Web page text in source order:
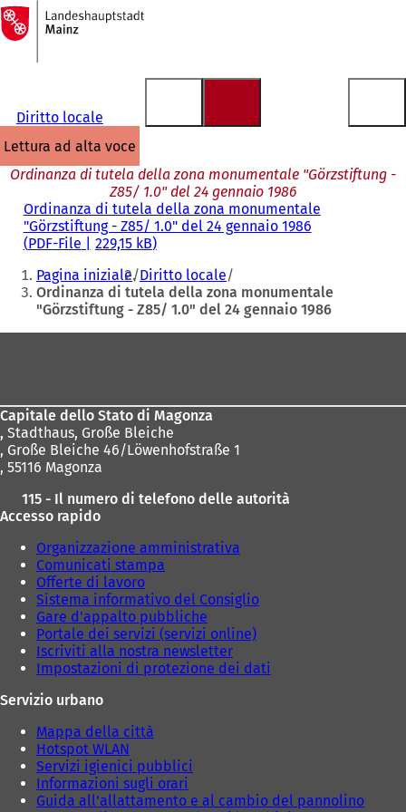
Vai al contenuto
Alla
pagina
iniziale
Diritto locale
lettura ad alta voce
Ordinanza di tutela della zona monumentale "Görzstiftung -
Z85/ 1.0" del 24 gennaio 1986
Ordinanza di tutela della zona monumentale
"Görzstiftung - Z85/ 1.0" del 24 gennaio 1986
PDF-File 229,15 kB
Siete
qui:
Pagina iniziale Diritto locale
Ordinanza di tutela della zona monumentale
"Görzstiftung - Z85/ 1.0" del 24 gennaio 1986
Capitale dello Stato di Magonza
, Stadthaus, Große Bleiche
, Große Bleiche 46/Löwenhofstraße 1
, 55116 Magonza
115 - Il numero di telefono delle autorità
Accesso rapido
Organizzazione amministrativa
Comunicati stampa
Offerte di lavoro
Sistema informativo del Consiglio
Gare d'appalto pubbliche
Portale dei servizi (servizi online)
Iscriviti alla nostra newsletter
Impostazioni di protezione dei dati
Servizio urbano
Mappa della città
Hotspot WLAN
Servizi igienici pubblici
Informazioni sugli orari
Guida all'allattamento e al cambio del pannolino